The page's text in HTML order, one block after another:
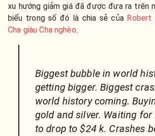
xu hướng giảm giá đã được đưa ra trên
biểu trong số đó là chia sẻ của Robert
Cha giàu Cha nghèo.
Biggest bubble in world
getting bigger. Biggest
world history coming.
gold and silver. Waiting for
to drop to $24 k. Crashes